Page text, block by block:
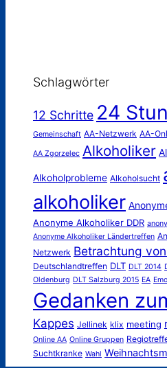
Schlagwörter
12 Schritte 24
Gemeinschaft AA-Netzwerk AA-
AA Zgorzelec Alkoholiker
Alkoholprobleme Alkoholsucht
alkoholiker
Anonyme Alkoholiker DDR
Anonyme Alkoholiker Ländertreffen
Netzwerk Betrachtung
Deutschlandtreffen DLT DLT 2014
Oldenburg DLT Salzburg 2015 EA
Gedanken
Kappes Jellinek klix meeting
Online AA Online Gruppen
Suchtkranke Wahl